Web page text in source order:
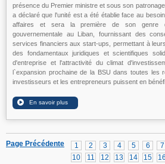
présence du Premier ministre et sous son
a déclaré que l'unité est a été établie face au
affaires et sera la première de son genre
gouvernementale au Liban, fournissant des
services financiers aux start-ups, permettant à
des fondamentaux juridiques et scientifiques
d'entreprise et l'attractivité du climat
l`expansion prochaine de la BSU dans toutes les
investisseurs et les entrepreneurs puissent en
1 2 3 4 5 6 7
10
11 12 13 14 15 16
Page Précédente